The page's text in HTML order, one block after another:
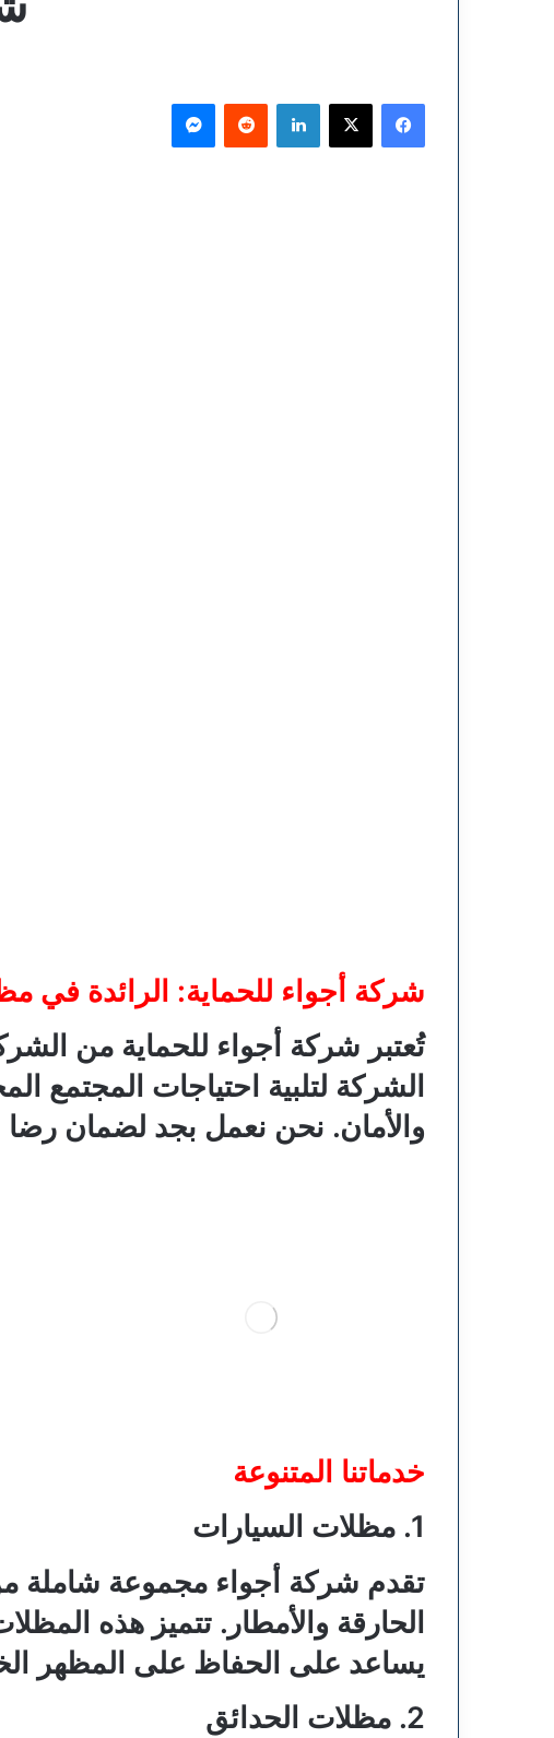
فيسبوك ‫X لينكدإن ماسنجر
شركة أجواء للحماية: الرائدة في
تُعتبر شركة أجواء للحماية من
الشركة لتلبية احتياجات المجتمع
والأمان. نحن نعمل بجد لضمان
خدماتنا المتنوعة
1. مظلات السيارات
تقدم شركة أجواء مجموعة شاملة
الحارقة والأمطار. تتميز هذه
يساعد على الحفاظ على المظهر
2. مظلات الحدائق